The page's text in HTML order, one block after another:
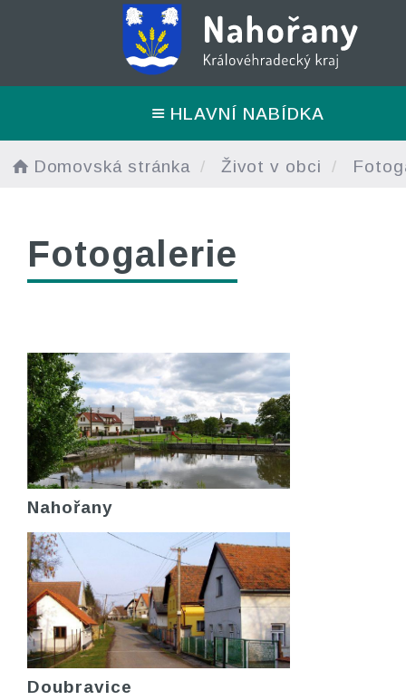
HLAVNÍ NABÍDKA
Domovská stránka Život v obci
Fotogalerie
Nahořany
Doubravice